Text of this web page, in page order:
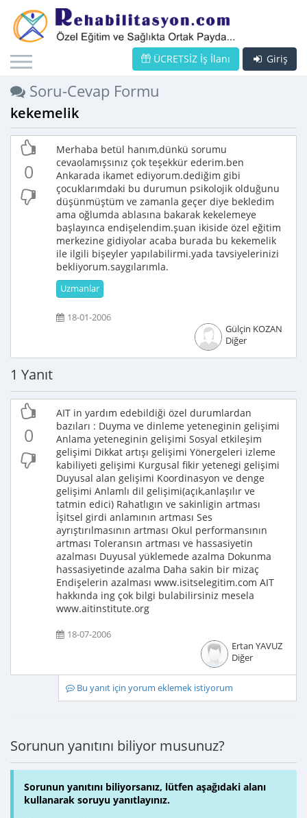
Giriş
ÜCRETSİZ İş İlanı
Soru-Cevap Formu
kekemelik
0
Merhaba betül hanım,dünkü sorumu
cevaolamışsınız çok teşekkür ederim.ben
Ankarada ikamet ediyorum.dediğim gibi
çocuklarımdaki bu durumun psikolojik olduğunu
düşünmüştüm ve zamanla geçer diye bekledim
ama oğlumda ablasına bakarak kekelemeye
başlayınca endişelendim.şuan ikiside özel eğitim
merkezine gidiyolar acaba burada bu kekemelik
ile ilgili bişeyler yapılabilirmi.yada tavsiyelerinizi
bekliyorum.saygılarımla.
Uzmanlar
18-01-2006
Gülçin KOZAN
Diğer
1 Yanıt
0
AIT in yardım edebildiği özel durumlardan
bazıları : Duyma ve dinleme yeteneginin gelişimi
Anlama yeteneginin gelişimi Sosyal etkileşim
gelişimi Dikkat artışı gelişimi Yönergeleri izleme
kabiliyeti gelişimi Kurgusal fikir yetenegi gelişimi
Duyusal alan gelişimi Koordinasyon ve denge
gelişimi Anlamlı dil gelişimi(açık,anlaşılır ve
tatmin edici) Rahatlıgın ve sakinligin artması
İşitsel girdi anlamının artması Ses
ayrıştırılmasının artması Okul performansının
artması Toleransın artması ve hassasiyetin
azalması Duyusal yüklemede azalma Dokunma
hassasiyetinde azalma Daha sakin bir mizaç
Endişelerin azalması www.isitselegitim.com AIT
hakkında ing çok bilgi bulabilirsiniz mesela
www.aitinstitute.org
18-07-2006
Ertan YAVUZ
Diğer
Bu yanıt için yorum eklemek istiyorum
Sorunun yanıtını biliyor musunuz?
Sorunun yanıtını biliyorsanız, lütfen aşağıdaki alanı
kullanarak soruyu yanıtlayınız.